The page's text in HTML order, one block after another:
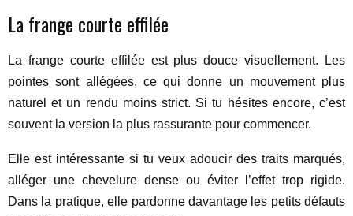
La frange courte effilée
La frange courte effilée est plus douce visuellement. Les
pointes sont allégées, ce qui donne un mouvement plus
naturel et un rendu moins strict. Si tu hésites encore, c’est
souvent la version la plus rassurante pour commencer.
Elle est intéressante si tu veux adoucir des traits marqués,
alléger une chevelure dense ou éviter l’effet trop rigide.
Dans la pratique, elle pardonne davantage les petits défauts